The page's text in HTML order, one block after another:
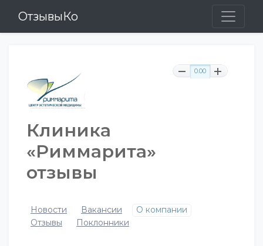
ОтзывыКо
0.00
Клиника
«Риммарита»
отзывы
Новости Вакансии
О компании
Отзывы
Поклонники